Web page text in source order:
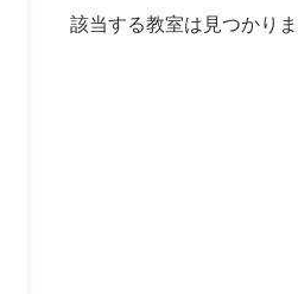
該当する教室は見つかりま